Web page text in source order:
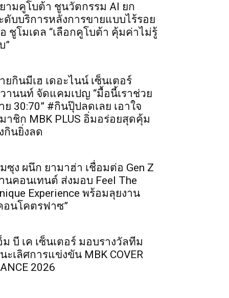
ามคูโบต้า ชูนวัตกรรม AI ยก
ดับบริการหลังการขายแบบไร้รอย
ชูโมเดล “เลือกคูโบต้า คุ้มค่าไม่รู้
”
ยกินมีเฮ เดอะไนน์ เซ็นเตอร์
านนท์ จัดแคมเปญ “มื้อนี้เราช่วย
ย 30:70” #กินปุ๊ปลดเลย เอาใจ
าชิก MBK PLUS อิ่มอร่อยสุดคุ้ม
กินยิ่งลด
ซุง ผนึก ยามาฮ่า เชื่อมต่อ Gen Z
นคอนเทนต์ ส่งมอบ Feel The
Experience พร้อมลุยงาน
อนโคตรฟาซ”
ม บี เค เซ็นเตอร์ มอบรางวัลทีม
ะเลิศการแข่งขัน MBK COVER
2026